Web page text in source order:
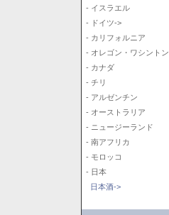
- イスラエル
- ドイツ->
- カリフォルニア
- オレゴン・ワシントン
- カナダ
- チリ
- アルゼンチン
- オーストラリア
- ニュージーランド
- 南アフリカ
- モロッコ
- 日本
日本酒->